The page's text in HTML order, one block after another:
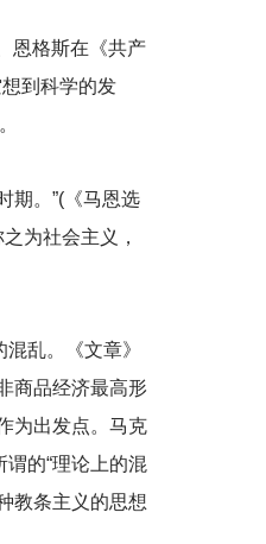
恩格斯在《共产
到科学的发
期。”(《马恩选
为社会主义，
乱。《文章》
商品经济最高形
为出发点。马克
的“理论上的混
教条主义的思想